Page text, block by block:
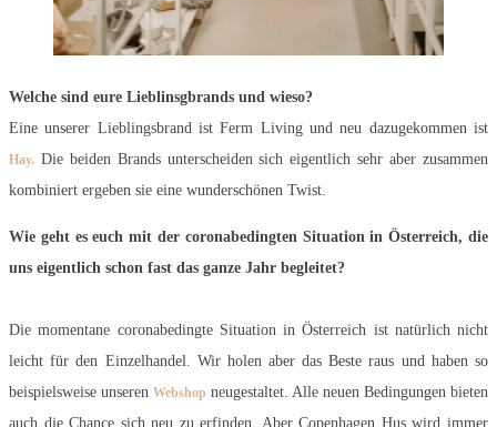
Welche sind eure Lieblinsgbrands und wieso?
Eine unserer Lieblingsbrand ist Ferm Living und neu dazugekommen ist
Hay. Die beiden Brands unterscheiden sich eigentlich sehr aber zusammen
kombiniert ergeben sie eine wunderschönen Twist.
Wie geht es euch mit der coronabedingten Situation in Österreich, die
uns eigentlich schon fast das ganze Jahr begleitet?
Die momentane coronabedingte Situation in Österreich ist natürlich nicht
leicht für den Einzelhandel. Wir holen aber das Beste raus und haben so
beispielsweise unseren Webshop neugestaltet. Alle neuen Bedingungen bieten
auch die Chance sich neu zu erfinden. Aber Copenhagen Hus wird immer